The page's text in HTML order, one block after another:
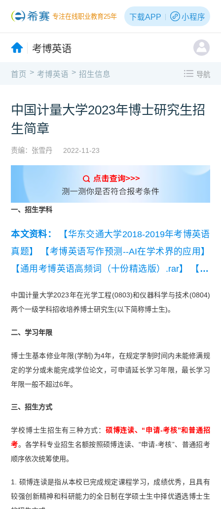
专注在线职业教育25年 下载APP 小程序
考博英语
首页 > 考博英语 > 招生信息 导航
中国计量大学2023年博士研究生招
生简章
责编：张雪丹 2022-11-23
一、招生学科
本文资料：
【华东交通大学2018-2019年考博英语
真题】
【考博英语写作预测--AI在学术界的应用】
【通用考博英语高频词（十份精选版）.rar】
【20
中国计量大学2023年在光学工程(0803)和仪器科学与技术(0804)
两个一级学科招收培养博士研究生(以下简称博士生)。
二、学习年限
博士生基本修业年限(学制)为4年，在规定学制时间内未能修满规
定的学分或未能完成学位论文，可申请延长学习年限，最长学习
年限一般不超过6年。
三、招生方式
学校博士生招生有三种方式： 硕博连读、“申请-考核”和普通招
考。各学科专业招生名额按照硕博连读、“申请-考核”、普通招考
顺序依次统筹使用。
1. 硕博连读是指从本校已完成规定课程学习，成绩优秀，且具有
较强创新精神和科研能力的全日制在学硕士生中择优遴选博士生